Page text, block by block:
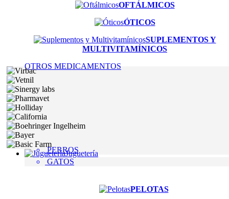
OFTÁLMICOS
ÓTICOS
SUPLEMENTOS Y
MULTIVITAMÍNICOS
OTROS MEDICAMENTOS
Juguetería
PERROS
GATOS
PELOTAS